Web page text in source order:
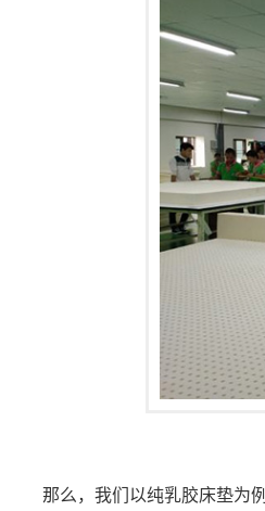
那么，我们以纯乳胶床垫为